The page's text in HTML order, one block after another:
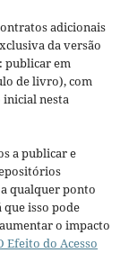
adicionais
da versão
publicar em
de livro), com
inicial nesta
a publicar e
qualquer ponto
isso pode
o impacto
Efeito do Acesso